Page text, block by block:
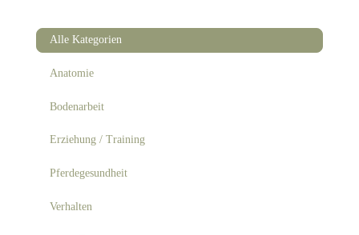
Alle Kategorien
Anatomie
Bodenarbeit
Erziehung / Training
Pferdegesundheit
Verhalten